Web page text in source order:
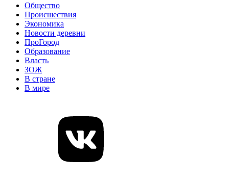
Общество
Происшествия
Экономика
Новости деревни
ПроГород
Образование
Власть
ЗОЖ
В стране
В мире